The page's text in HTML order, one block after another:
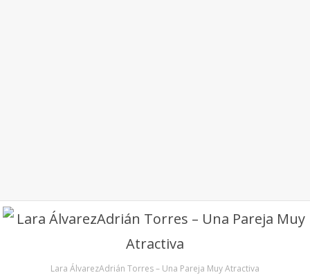
Lara ÁlvarezAdrián Torres – Una Pareja Muy Atractiva